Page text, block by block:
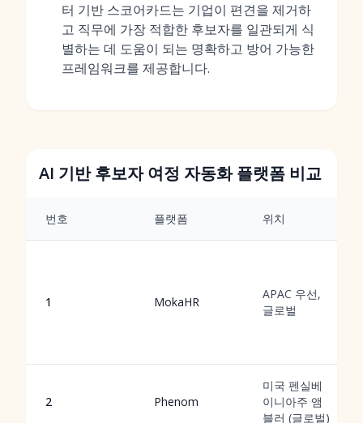
터 기반 스코어카드는 기업이 편견을 제거하
고 직무에 가장 적합한 후보자를 일관되게 식
별하는 데 도움이 되는 명확하고 방어 가능한
프레임워크를 제공합니다.
AI 기반 후보자 여정 자동화 플랫폼 비교
번호 플랫폼 위치
1 MokaHR
APAC 우선,
글로벌
2 Phenom
미국 펜실베
이니아주 앰
블러 (글로벌)